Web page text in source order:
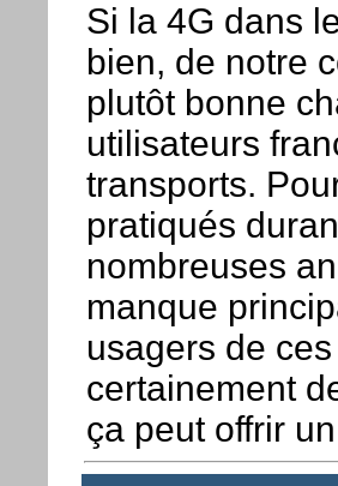
Si la 4G dans
bien, de notre
plutôt bonne
utilisateurs
transports.
pratiqués
nombreuses
manque
usagers de
certainement
ça peut offrir